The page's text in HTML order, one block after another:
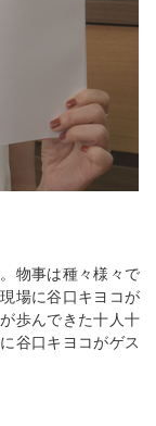
物事は種々様々で
場に谷口キヨコが
歩んできた十人十
谷口キヨコがゲス